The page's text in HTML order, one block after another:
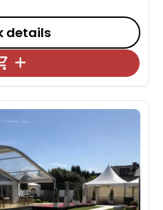
details